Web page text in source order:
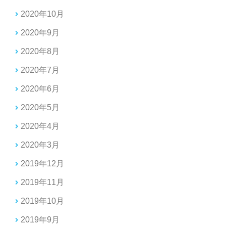
2020年10月
2020年9月
2020年8月
2020年7月
2020年6月
2020年5月
2020年4月
2020年3月
2019年12月
2019年11月
2019年10月
2019年9月